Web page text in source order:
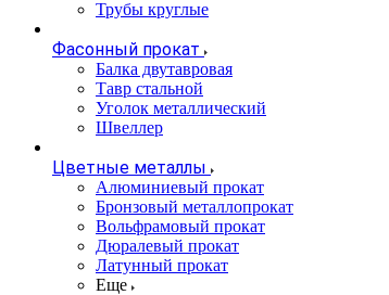
Трубы круглые
Фасонный прокат
Балка двутавровая
Тавр стальной
Уголок металлический
Швеллер
Цветные металлы
Алюминиевый прокат
Бронзовый металлопрокат
Вольфрамовый прокат
Дюралевый прокат
Латунный прокат
Еще